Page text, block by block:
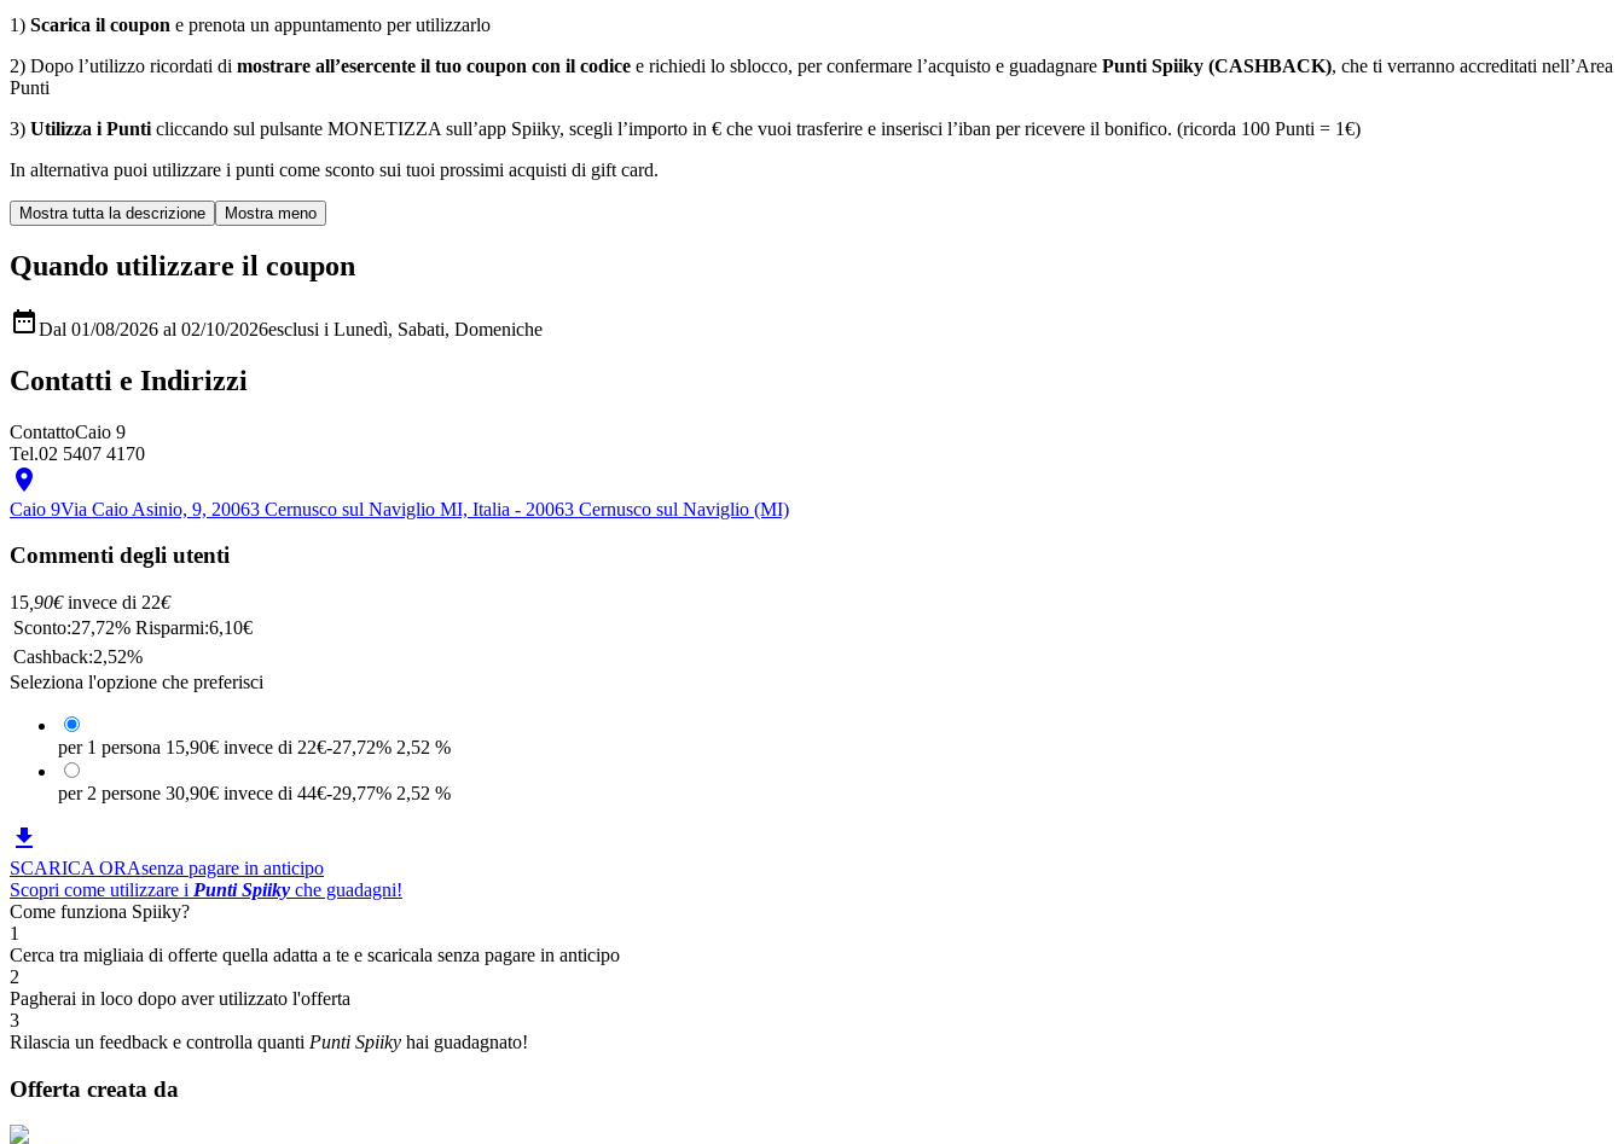
1) Scarica il coupon e prenota un appuntamento per utilizzarlo
2) Dopo l’utilizzo ricordati di mostrare all’esercente il tuo coupon con il codice e richiedi lo sblocco, per confermare l’acquisto e guadagnare Punti Spiiky (CASHBACK), che ti verranno accreditati nell’Area
Punti
3) Utilizza i Punti cliccando sul pulsante MONETIZZA sull’app Spiiky, scegli l’importo in € che vuoi trasferire e inserisci l’iban per ricevere il bonifico. (ricorda 100 Punti = 1€)
In alternativa puoi utilizzare i punti come sconto sui tuoi prossimi acquisti di gift card.
Quando utilizzare il coupon
Dal 01/08/2026 al 02/10/2026esclusi i Lunedì, Sabati, Domeniche
Contatti e Indirizzi
ContattoCaio 9
Tel.02 5407 4170

Caio 9Via Caio Asinio, 9, 20063 Cernusco sul Naviglio MI, Italia - 20063 Cernusco sul Naviglio (MI)
Commenti degli utenti
15 ,90€ invece di 22€
Sconto:27,72% Risparmi:6,10€
Cashback:2,52%
Seleziona l'opzione che preferisci
per 1 persona 15,90€ invece di 22€-27,72% 2,52 %
per 2 persone 30,90€ invece di 44€-29,77% 2,52 %

SCARICA ORAsenza pagare in anticipo
Scopri come utilizzare i Punti Spiiky che guadagni!
Come funziona Spiiky?
1
Cerca tra migliaia di offerte quella adatta a te e scaricala senza pagare in anticipo
2
Pagherai in loco dopo aver utilizzato l'offerta
3
Rilascia un feedback e controlla quanti Punti Spiiky hai guadagnato!
Offerta creata da